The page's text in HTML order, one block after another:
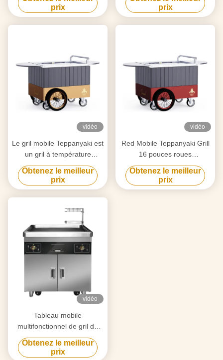
prix
Table de gril Hibachi
prix
vidéo
Le gril mobile Teppanyaki est
un gril à température
intelligente et précise.
Obtenez le meilleur
prix
vidéo
Red Mobile Teppanyaki Grill
16 pouces roues
personnalisées libre de
mouvement Matériau de
qualité alimentaire Hibachi
Obtenez le meilleur
prix
vidéo
Tableau mobile
multifonctionnel de gril de
Teppanyaki de cuisine
commerciale avec le double
Obtenez le meilleur
prix